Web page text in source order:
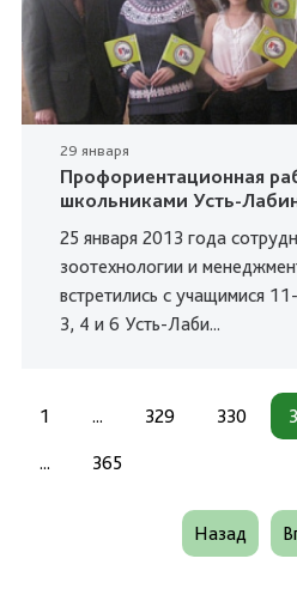
29 января
Профориентационная
школьниками Усть-
25 января 2013 года
зоотехнологии и
встретились с учащимися
3, 4 и 6 Усть-Лаби...
1 ... 329 330
... 365
Назад